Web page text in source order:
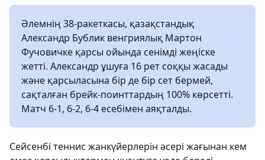
Әлемнің 38-ракеткасы, қазақстандық
Александр Бублик венгриялық Мартон
Фучовичке қарсы ойында сенімді жеңіске
жетті. Александр ұшуға 16 рет соққы жасады
және қарсыласына бір де бір сет бермей,
сақталған брейк-поинттардың 100% көрсетті.
Матч 6-1, 6-2, 6-4 есебімен аяқталды.
Сейсенбі теннис жанкүйерлерін әсері жағынан кем